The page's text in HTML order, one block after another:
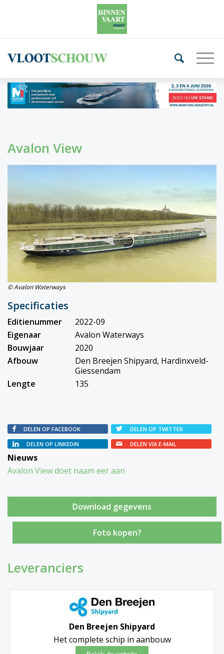
Avalon View
© Avalon Waterways
Specificaties
Editienummer
2022-09
Eigenaar
Avalon Waterways
Bouwjaar
2020
Afbouw
Den Breejen Shipyard, Hardinxveld-
Giessendam
Lengte
135
DELEN OP FACEBOOK
DELEN OP TWITTER
DELEN OP LINKEDIN
DELEN VIA E-MAIL
Nieuws
Avalon View doet naam eer aan
Foto kopen?
Leveranciers
Den Breejen Shipyard
Het complete schip in aanbouw